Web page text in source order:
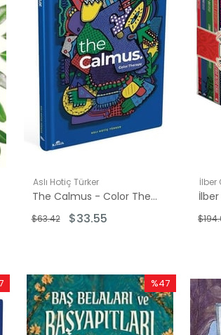
Aslı Hotiç Türker
The Calmus - Color Therapy
$33.55
$63.42
İlber
%47
İndirim
%47İndirim